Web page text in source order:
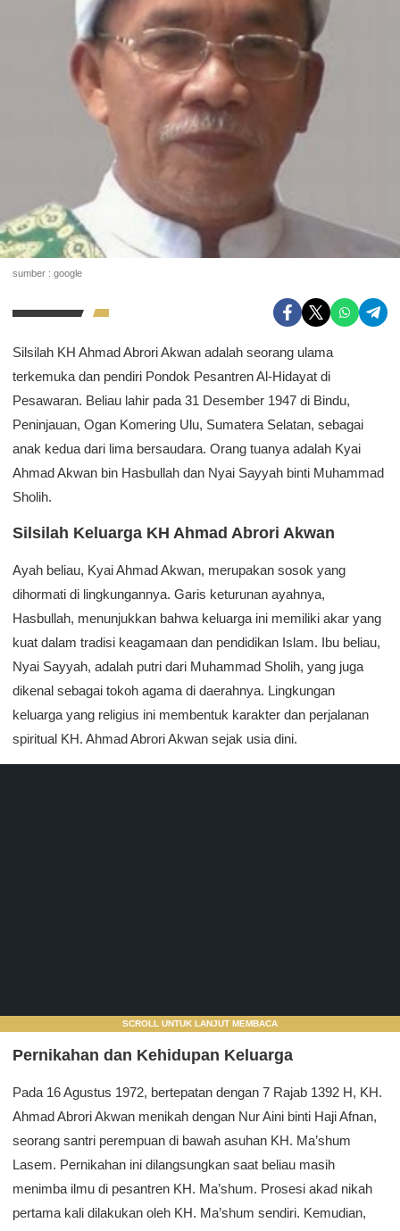
sumber : google
Silsilah KH Ahmad Abrori Akwan adalah seorang ulama
terkemuka dan pendiri Pondok Pesantren Al-Hidayat di
Pesawaran. Beliau lahir pada 31 Desember 1947 di Bindu,
Peninjauan, Ogan Komering Ulu, Sumatera Selatan, sebagai
anak kedua dari lima bersaudara. Orang tuanya adalah Kyai
Ahmad Akwan bin Hasbullah dan Nyai Sayyah binti Muhammad
Sholih.
Silsilah Keluarga KH Ahmad Abrori Akwan
Ayah beliau, Kyai Ahmad Akwan, merupakan sosok yang
dihormati di lingkungannya. Garis keturunan ayahnya,
Hasbullah, menunjukkan bahwa keluarga ini memiliki akar yang
kuat dalam tradisi keagamaan dan pendidikan Islam. Ibu beliau,
Nyai Sayyah, adalah putri dari Muhammad Sholih, yang juga
dikenal sebagai tokoh agama di daerahnya. Lingkungan
keluarga yang religius ini membentuk karakter dan perjalanan
spiritual KH. Ahmad Abrori Akwan sejak usia dini.
SCROLL UNTUK LANJUT MEMBACA
Pernikahan dan Kehidupan Keluarga
Pada 16 Agustus 1972, bertepatan dengan 7 Rajab 1392 H, KH.
Ahmad Abrori Akwan menikah dengan Nur Aini binti Haji Afnan,
seorang santri perempuan di bawah asuhan KH. Ma’shum
Lasem. Pernikahan ini dilangsungkan saat beliau masih
menimba ilmu di pesantren KH. Ma’shum. Prosesi akad nikah
pertama kali dilakukan oleh KH. Ma’shum sendiri. Kemudian,